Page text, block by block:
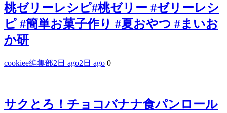
桃ゼリーレシピ#桃ゼリー #ゼリーレシ
ピ #簡単お菓子作り #夏おやつ #まいお
か研
cookiee編集部2日 ago2日 ago 0
サクとろ！チョコバナナ食パンロール